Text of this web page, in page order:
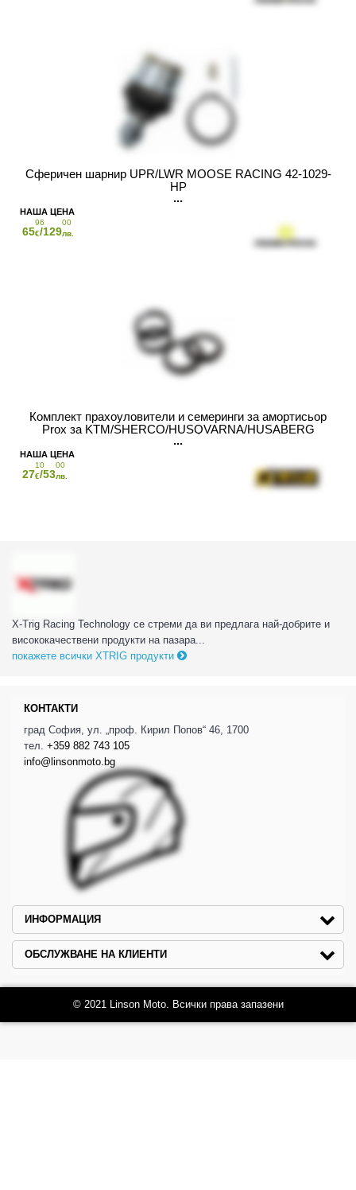
X-Trig Racing Technology се стреми да ви предлага най-добрите и
висококачествени продукти на пазара...
покажете всички XTRIG продукти
Сферичен шарнир UPR/LWR MOOSE RACING 42-1029-
HP
65
96
€/129
00
лв.
Комплект прахоуловители и семеринги за амортисьор
Prox за KTM/SHERCO/HUSQVARNA/HUSABERG
27
10
€/53
00
лв.
КОНТАКТИ
град София, ул. „проф. Кирил Попов“ 46, 1700
тел. +359 882 743 105
info@linsonmoto.bg
ИНФОРМАЦИЯ
ОБСЛУЖВАНЕ НА КЛИЕНТИ
© 2021 Linson Moto. Всички права запазени